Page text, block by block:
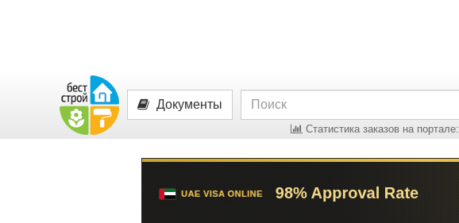
Документы
Статистика заказов на портале: